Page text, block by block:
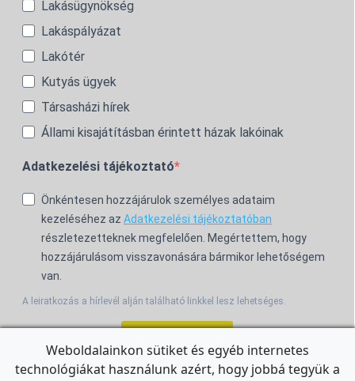
Lakásügynökség
Lakáspályázat
Lakótér
Kutyás ügyek
Társasházi hírek
Állami kisajátításban érintett házak lakóinak
Adatkezelési tájékoztató
Önkéntesen hozzájárulok személyes adataim
kezeléséhez az Adatkezelési tájékoztatóban
részletezetteknek megfelelően. Megértettem, hogy
hozzájárulásom visszavonására bármikor lehetőségem
van.
A leiratkozás a hírlevél alján található linkkel lesz lehetséges.
Weboldalainkon sütiket és egyéb internetes
technológiákat használunk azért, hogy jobbá tegyük a